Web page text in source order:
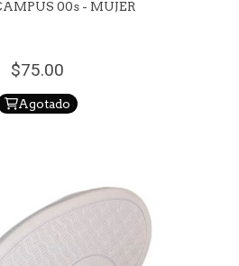
00s - MUJER
75.00
Agotado